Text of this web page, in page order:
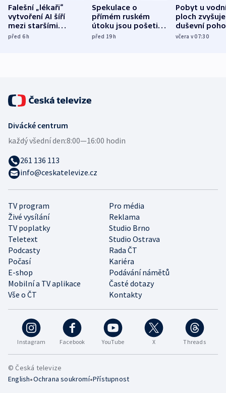
Falešní „lékaři“
vytvoření AI šíří
mezi staršími
Poláky nebezpečné
před 6h
Spekulace o
přímém ruském
útoku jsou pošetilé,
míní estonský
před 19h
Pobyt u
ploch zvyšuje
duševní
ukázala
včera v 07:30
Instagram Facebook YouTube X Threads
TV program
Pro média
Živé vysílání
Reklama
TV poplatky
Studio Brno
Teletext
Studio Ostrava
Podcasty
Rada ČT
Počasí
Kariéra
E-shop
Podávání námětů
Mobilní a TV aplikace
Časté dotazy
Vše o ČT
Kontakty
Divácké centrum
každý všední den:8:00—16:00 hodin
261 136 113
info@ceskatelevize.cz
© Česká televize
English•Ochrana soukromí•Přístupnost